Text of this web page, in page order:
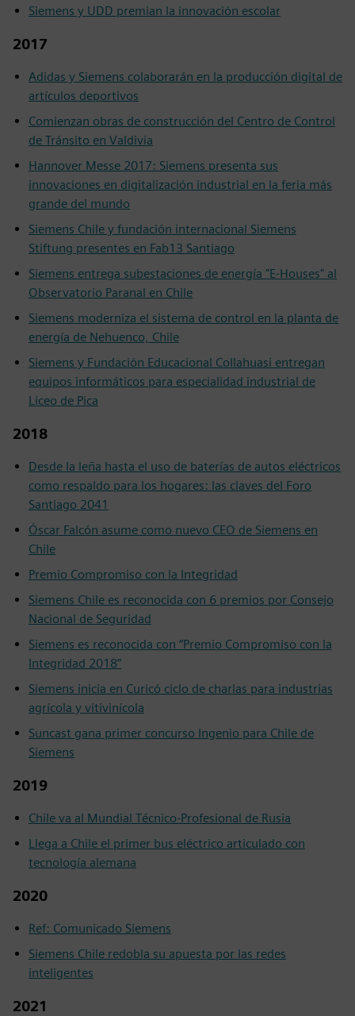
Siemens y UDD premian la innovación escolar
2017
Adidas y Siemens colaborarán en la producción digital de
artículos deportivos
Comienzan obras de construcción del Centro de Control
de Tránsito en Valdivia
Hannover Messe 2017: Siemens presenta sus
innovaciones en digitalización industrial en la feria más
grande del mundo
Siemens Chile y fundación internacional Siemens
Stiftung presentes en Fab13 Santiago
Siemens entrega subestaciones de energía "E-Houses" al
Observatorio Paranal en Chile
Siemens moderniza el sistema de control en la planta de
energía de Nehuenco, Chile
Siemens y Fundación Educacional Collahuasi entregan
equipos informáticos para especialidad industrial de
Liceo de Pica
2018
Desde la leña hasta el uso de baterías de autos eléctricos
como respaldo para los hogares: las claves del Foro
Santiago 2041
Óscar Falcón asume como nuevo CEO de Siemens en
Chile
Premio Compromiso con la Integridad
Siemens Chile es reconocida con 6 premios por Consejo
Nacional de Seguridad
Siemens es reconocida con “Premio Compromiso con la
Integridad 2018”
Siemens inicia en Curicó ciclo de charlas para industrias
agrícola y vitivinícola
Suncast gana primer concurso Ingenio para Chile de
Siemens
2019
Chile va al Mundial Técnico-Profesional de Rusia
Llega a Chile el primer bus eléctrico articulado con
tecnología alemana
2020
Ref: Comunicado Siemens
Siemens Chile redobla su apuesta por las redes
inteligentes
2021